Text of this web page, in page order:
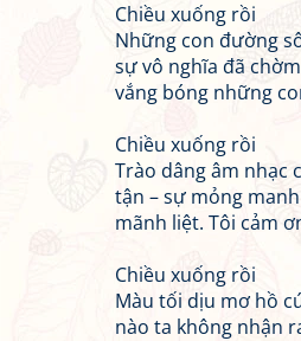
Chiều xuống rồi
Những con đường
sự vô nghĩa đã
vắng bóng những
Chiều xuống rồi
Trào dâng âm nhạc
tận – sự mỏng
mãnh liệt. Tôi cảm
Chiều xuống rồi
Màu tối dịu mơ hồ
nào ta không nhận